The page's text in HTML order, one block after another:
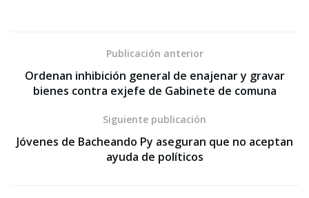
Publicación anterior
Ordenan inhibición general de enajenar y gravar
bienes contra exjefe de Gabinete de comuna
Siguiente publicación
Jóvenes de Bacheando Py aseguran que no aceptan
ayuda de políticos